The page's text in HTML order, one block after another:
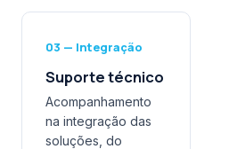
03 — Integração
Suporte técnico
Acompanhamento
na integração das
soluções, do